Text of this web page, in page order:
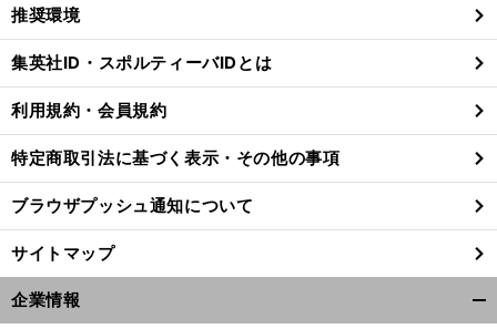
閉
る
推奨環境
集英社ID・スポルティーバIDとは
利用規約・会員規約
特定商取引法に基づく表示・その他の事項
ブラウザプッシュ通知について
サイトマップ
企業情報